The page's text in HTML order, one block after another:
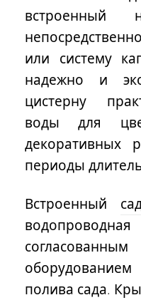
встроенный
или систему
надежно и
цистерну
воды для
декоративных
периоды
Встроенный
полива сада.